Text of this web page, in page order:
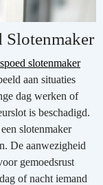
Slotenmaker
spoed slotenmaker
aan situaties
dag werken of
is beschadigd.
slotenmaker
De aanwezigheid
gemoedsrust
of nacht iemand